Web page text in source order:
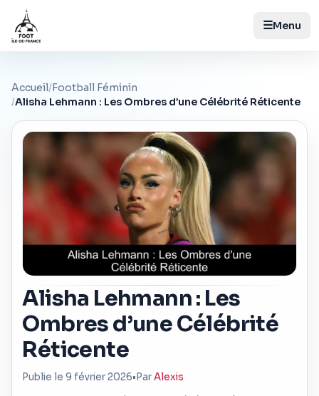
☰Menu
Accueil/Football Féminin
/Alisha Lehmann : Les Ombres d’une Célébrité Réticente
Alisha Lehmann : Les
Ombres d’une Célébrité
Réticente
Publie le 9 février 2026• ParAlexis